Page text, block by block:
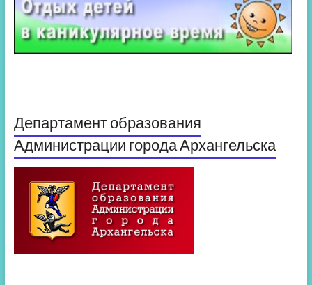
Департамент образования
Администрации города Архангельска